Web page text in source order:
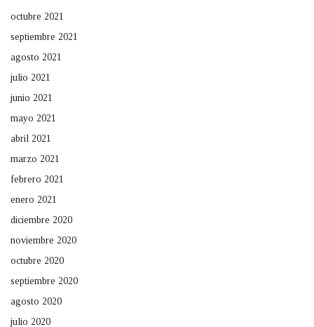
octubre 2021
septiembre 2021
agosto 2021
julio 2021
junio 2021
mayo 2021
abril 2021
marzo 2021
febrero 2021
enero 2021
diciembre 2020
noviembre 2020
octubre 2020
septiembre 2020
agosto 2020
julio 2020